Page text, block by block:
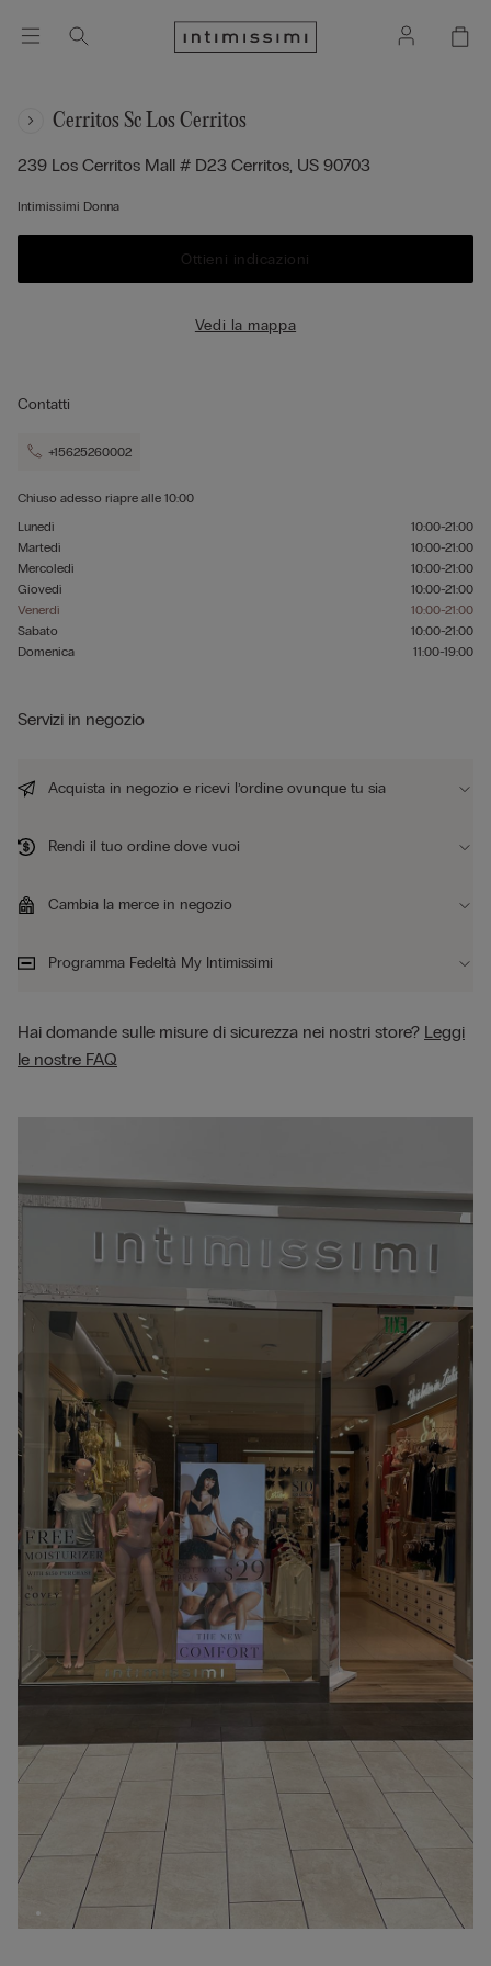
Cerritos Sc Los Cerritos
239 Los Cerritos Mall # D23 Cerritos, US 90703
Intimissimi Donna
Ottieni indicazioni
Vedi la mappa
Contatti
+15625260002
Chiuso adesso riapre alle 10:00
Lunedì
10:00-21:00
Martedì
10:00-21:00
Mercoledì
10:00-21:00
Giovedì
10:00-21:00
Venerdì
10:00-21:00
Sabato
10:00-21:00
Domenica
11:00-19:00
Servizi in negozio
Acquista in negozio e ricevi l’ordine ovunque tu sia
Rendi il tuo ordine dove vuoi
Cambia la merce in negozio
Programma Fedeltà My Intimissimi
Hai domande sulle misure di sicurezza nei nostri store? Leggi
le nostre FAQ